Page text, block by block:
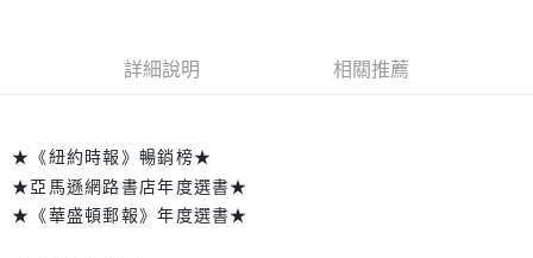
詳細說明 相關推薦
★《紐約時報》暢銷榜★
★亞馬遜網路書店年度選書★
★《華盛頓郵報》年度選書★